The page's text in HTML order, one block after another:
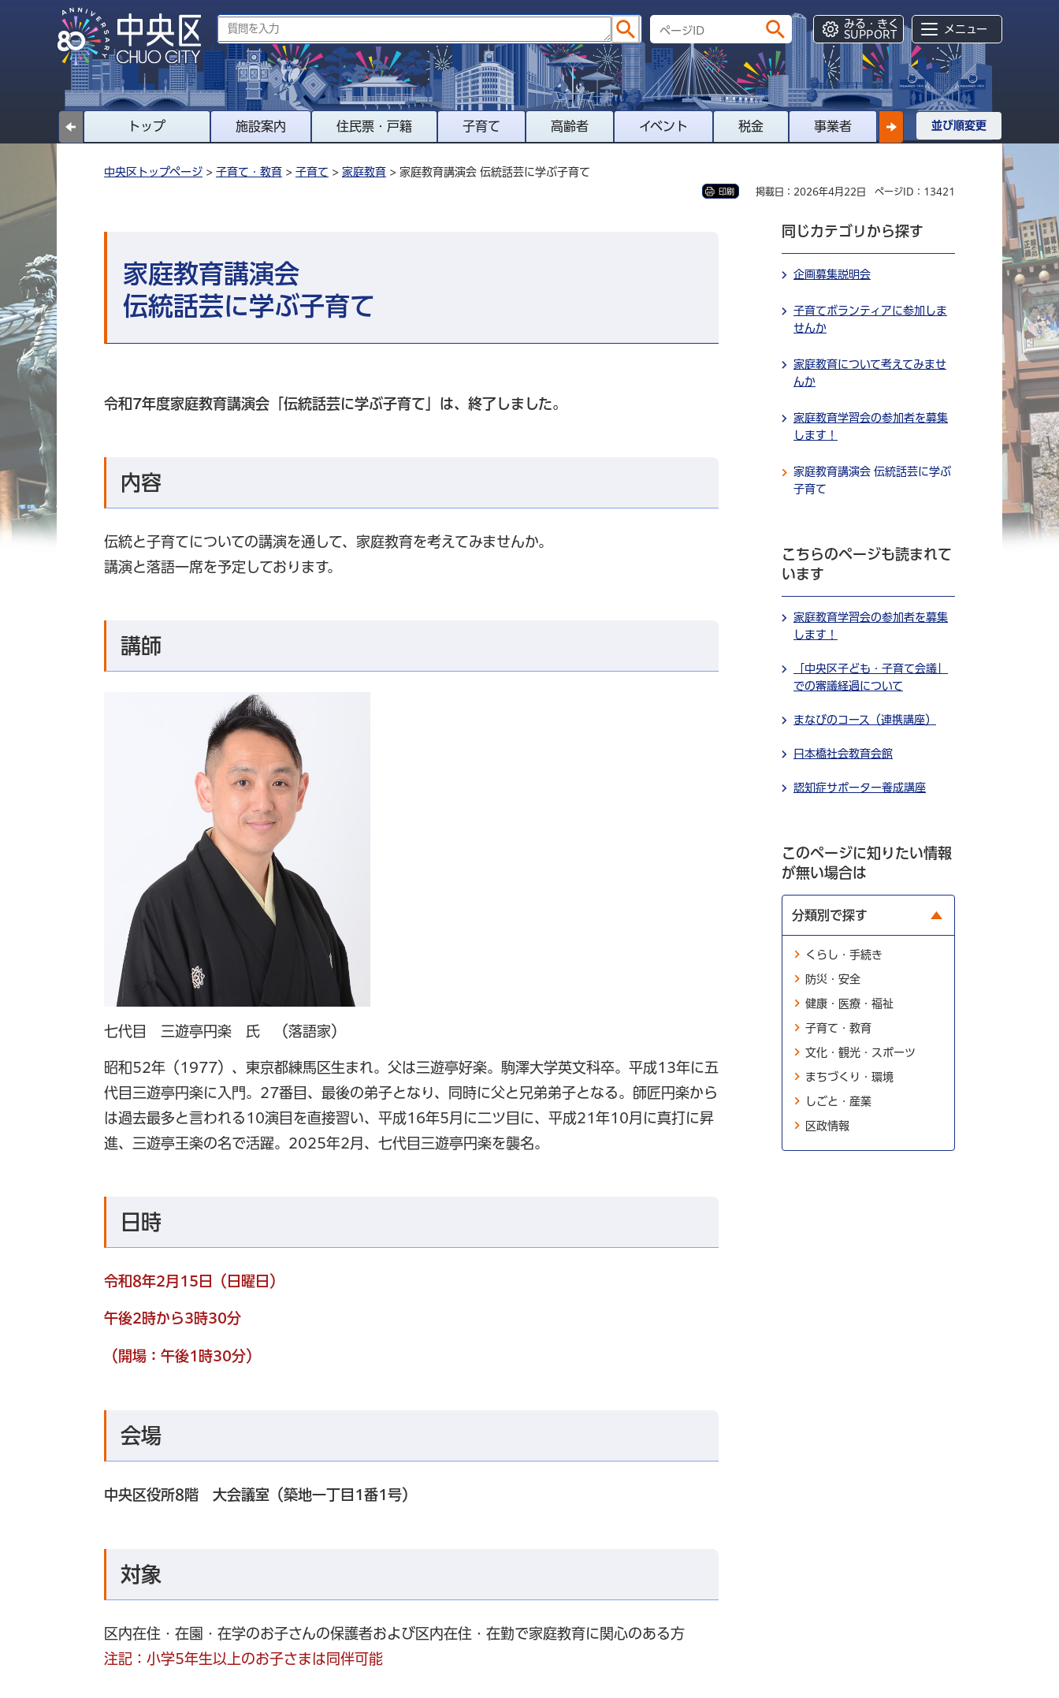
みる・きく
SUPPORT
メニュー
トップ 施設案内 住民票・戸籍 子育て 高齢者 イベント 税金 事業者 並び順変更
中央区トップページ > 子育て・教育 > 子育て > 家庭教育 > 家庭教育講演会 伝統話芸に学ぶ子育て
印刷 掲載日：2026年4月22日 ページID：13421
家庭教育講演会
伝統話芸に学ぶ子育て
令和7年度家庭教育講演会「伝統話芸に学ぶ子育て」は、終了しました。
内容
伝統と子育てについての講演を通して、家庭教育を考えてみませんか。
講演と落語一席を予定しております。
講師
七代目 三遊亭円楽 氏 （落語家）
昭和52年（1977）、東京都練馬区生まれ。父は三遊亭好楽。駒澤大学英文科卒。平成13年に五
代目三遊亭円楽に入門。27番目、最後の弟子となり、同時に父と兄弟弟子となる。師匠円楽から
は過去最多と言われる10演目を直接習い、平成16年5月に二ツ目に、平成21年10月に真打に昇
進、三遊亭王楽の名で活躍。2025年2月、七代目三遊亭円楽を襲名。
日時
令和8年2月15日（日曜日）
午後2時から3時30分
（開場：午後1時30分）
会場
中央区役所8階 大会議室 （築地一丁目1番1号）
対象
区内在住・在園・在学のお子さんの保護者および区内在住・在勤で家庭教育に関心のある方
注記：小学5年生以上のお子さまは同伴可能
同じカテゴリから探す
企画募集説明会
子育てボランティアに参加しま
せんか
家庭教育について考えてみませ
んか
家庭教育学習会の参加者を募集
します！
家庭教育講演会 伝統話芸に学ぶ
子育て
こちらのページも読まれて
います
家庭教育学習会の参加者を募集
します！
「中央区子ども・子育て会議」
での審議経過について
まなびのコース（連携講座）
日本橋社会教育会館
認知症サポーター養成講座
このページに知りたい情報
が無い場合は
分類別で探す
くらし・手続き
防災・安全
健康・医療・福祉
子育て・教育
文化・観光・スポーツ
まちづくり・環境
しごと・産業
区政情報